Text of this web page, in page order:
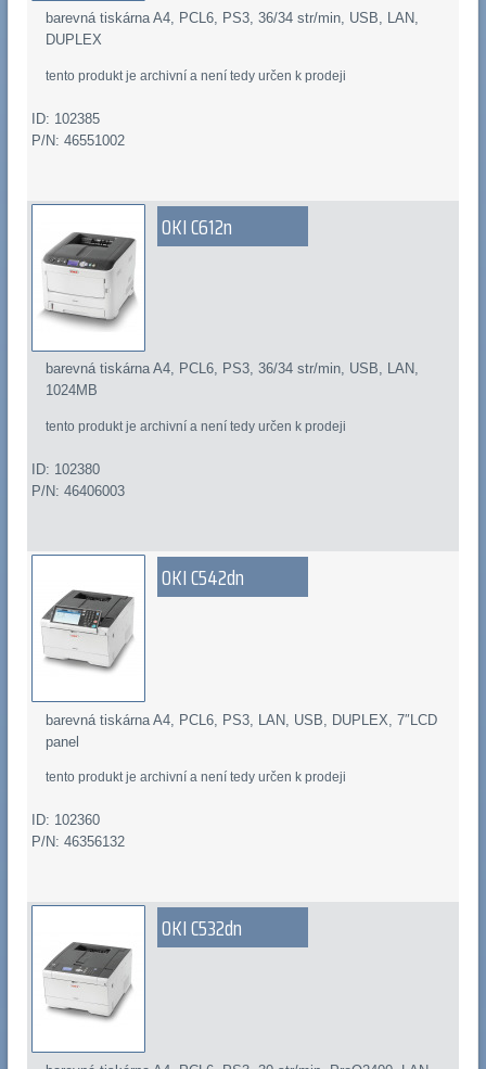
barevná tiskárna A4, PCL6, PS3, 36/34 str/min, USB, LAN,
DUPLEX
tento produkt je archivní a není tedy určen k prodeji
ID: 102385
P/N: 46551002
OKI C612n
barevná tiskárna A4, PCL6, PS3, 36/34 str/min, USB, LAN,
1024MB
tento produkt je archivní a není tedy určen k prodeji
ID: 102380
P/N: 46406003
OKI C542dn
barevná tiskárna A4, PCL6, PS3, LAN, USB, DUPLEX, 7″LCD
panel
tento produkt je archivní a není tedy určen k prodeji
ID: 102360
P/N: 46356132
OKI C532dn